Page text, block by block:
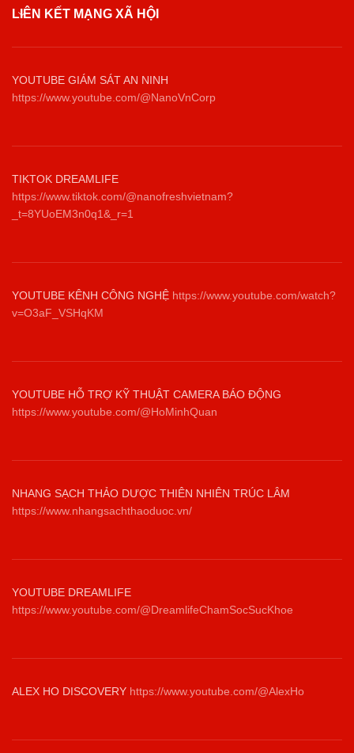
LIÊN KẾT MẠNG XÃ HỘI
YOUTUBE GIÁM SÁT AN NINH
https://www.youtube.com/@NanoVnCorp
TIKTOK DREAMLIFE
https://www.tiktok.com/@nanofreshvietnam?
_t=8YUoEM3n0q1&_r=1
YOUTUBE KÊNH CÔNG NGHỆ https://www.youtube.com/watch?
v=O3aF_VSHqKM
YOUTUBE HỖ TRỢ KỸ THUẬT CAMERA BÁO ĐỘNG
https://www.youtube.com/@HoMinhQuan
NHANG SẠCH THẢO DƯỢC THIÊN NHIÊN TRÚC LÂM
https://www.nhangsachthaoduoc.vn/
YOUTUBE DREAMLIFE
https://www.youtube.com/@DreamlifeChamSocSucKhoe
ALEX HO DISCOVERY https://www.youtube.com/@AlexHo